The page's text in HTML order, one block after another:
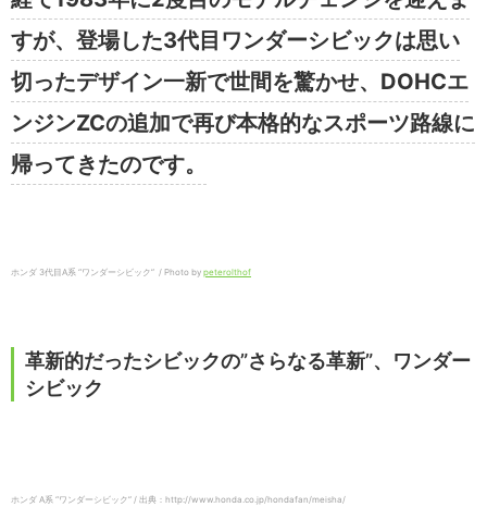
すが、登場した3代目ワンダーシビックは思い
切ったデザイン一新で世間を驚かせ、DOHCエ
ンジンZCの追加で再び本格的なスポーツ路線に
帰ってきたのです。
ホンダ 3代目A系 “ワンダーシビック” / Photo by peterolthof
革新的だったシビックの”さらなる革新”、ワンダー
シビック
ホンダ A系 “ワンダーシビック” / 出典：http://www.honda.co.jp/hondafan/meisha/